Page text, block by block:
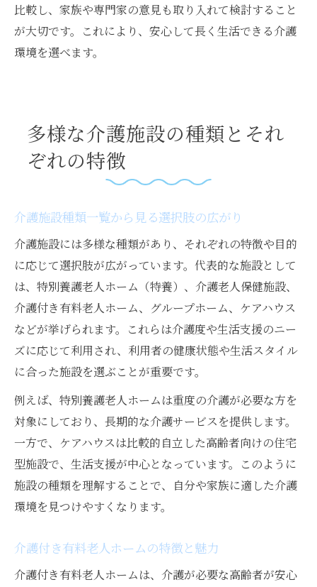
比較し、家族や専門家の意見も取り入れて検討すること
が大切です。これにより、安心して長く生活できる介護
環境を選べます。
多様な介護施設の種類とそれ
ぞれの特徴
介護施設種類一覧から見る選択肢の広がり
介護施設には多様な種類があり、それぞれの特徴や目的
に応じて選択肢が広がっています。代表的な施設として
は、特別養護老人ホーム（特養）、介護老人保健施設、
介護付き有料老人ホーム、グループホーム、ケアハウス
などが挙げられます。これらは介護度や生活支援のニー
ズに応じて利用され、利用者の健康状態や生活スタイル
に合った施設を選ぶことが重要です。
例えば、特別養護老人ホームは重度の介護が必要な方を
対象にしており、長期的な介護サービスを提供します。
一方で、ケアハウスは比較的自立した高齢者向けの住宅
型施設で、生活支援が中心となっています。このように
施設の種類を理解することで、自分や家族に適した介護
環境を見つけやすくなります。
介護付き有料老人ホームの特徴と魅力
介護付き有料老人ホームは、介護が必要な高齢者が安心